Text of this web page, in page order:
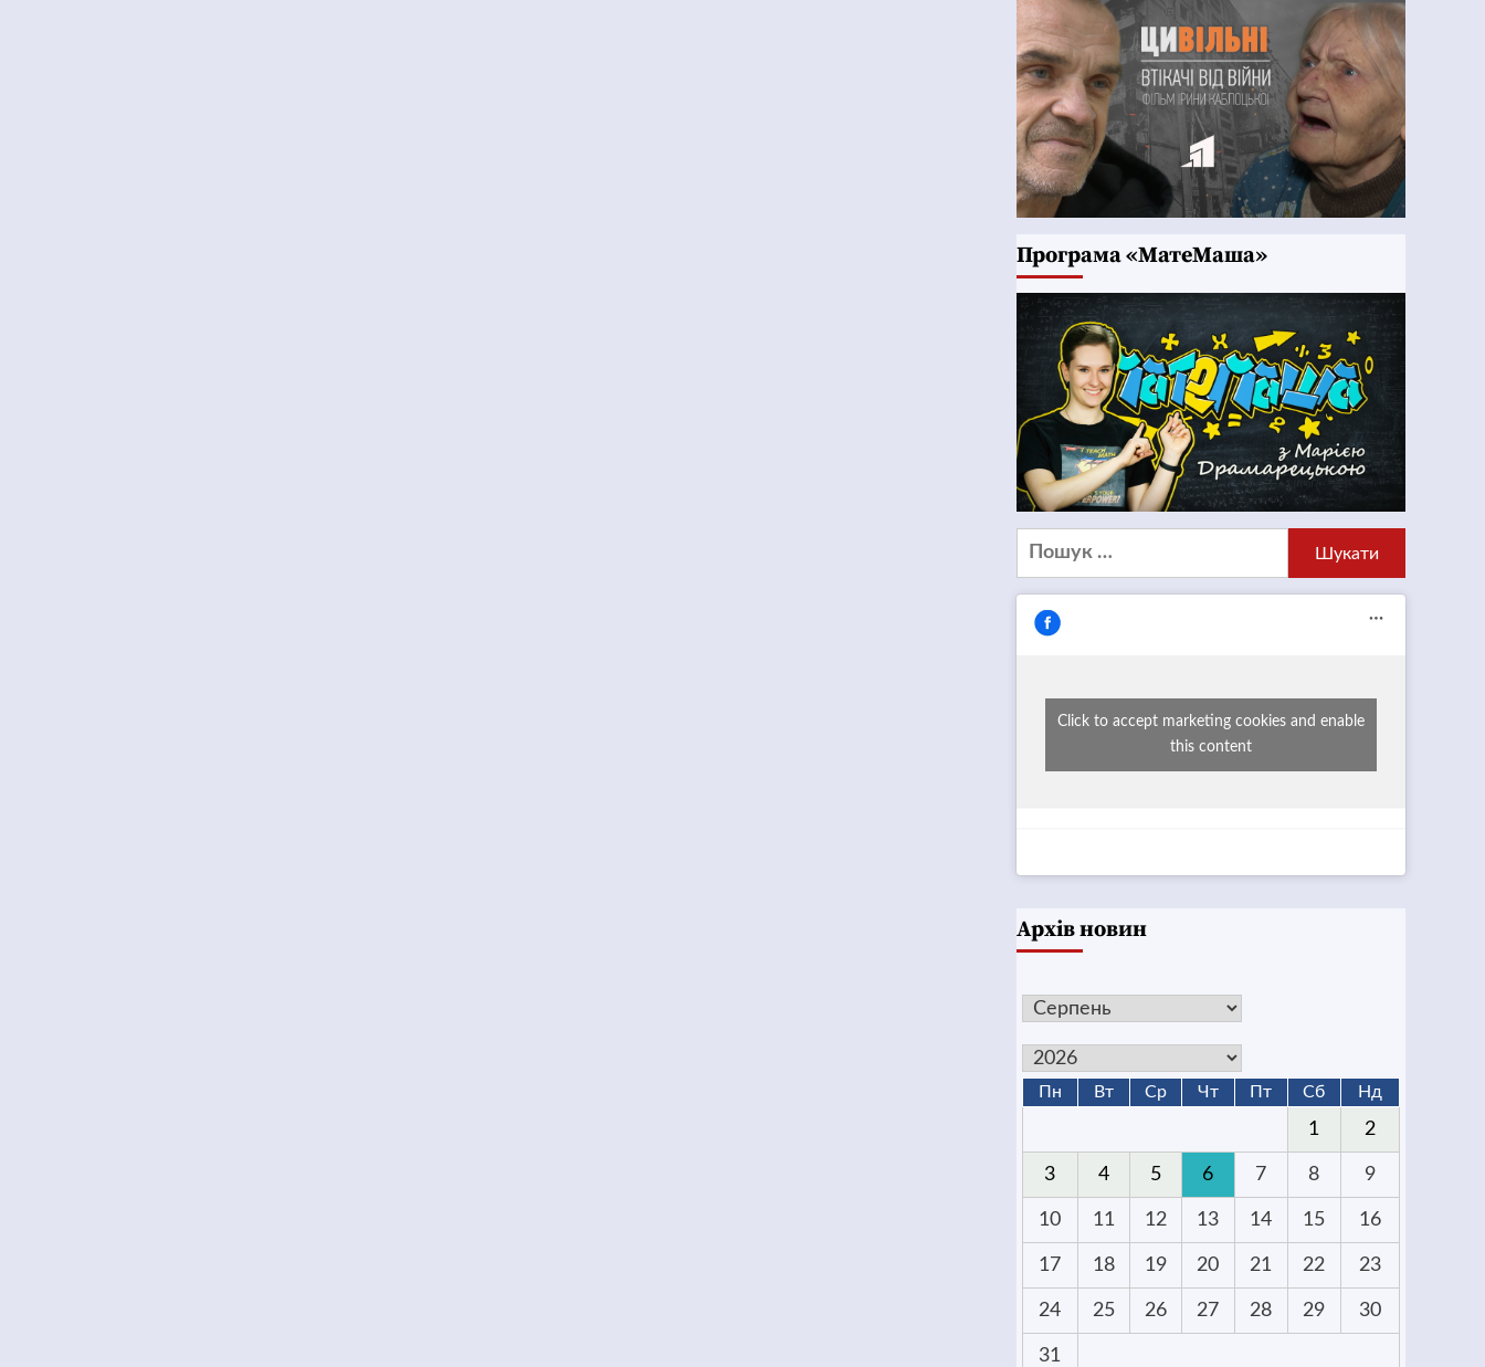
Програма «МатеМаша»
Пошук:
Click to accept marketing cookies and enable
this content
Архів новин
Пн Вт Ср Чт Пт Сб Нд
1 2
3 4 5 6 7 8 9
10 11 12 13 14 15 16
17 18 19 20 21 22 23
24 25 26 27 28 29 30
31